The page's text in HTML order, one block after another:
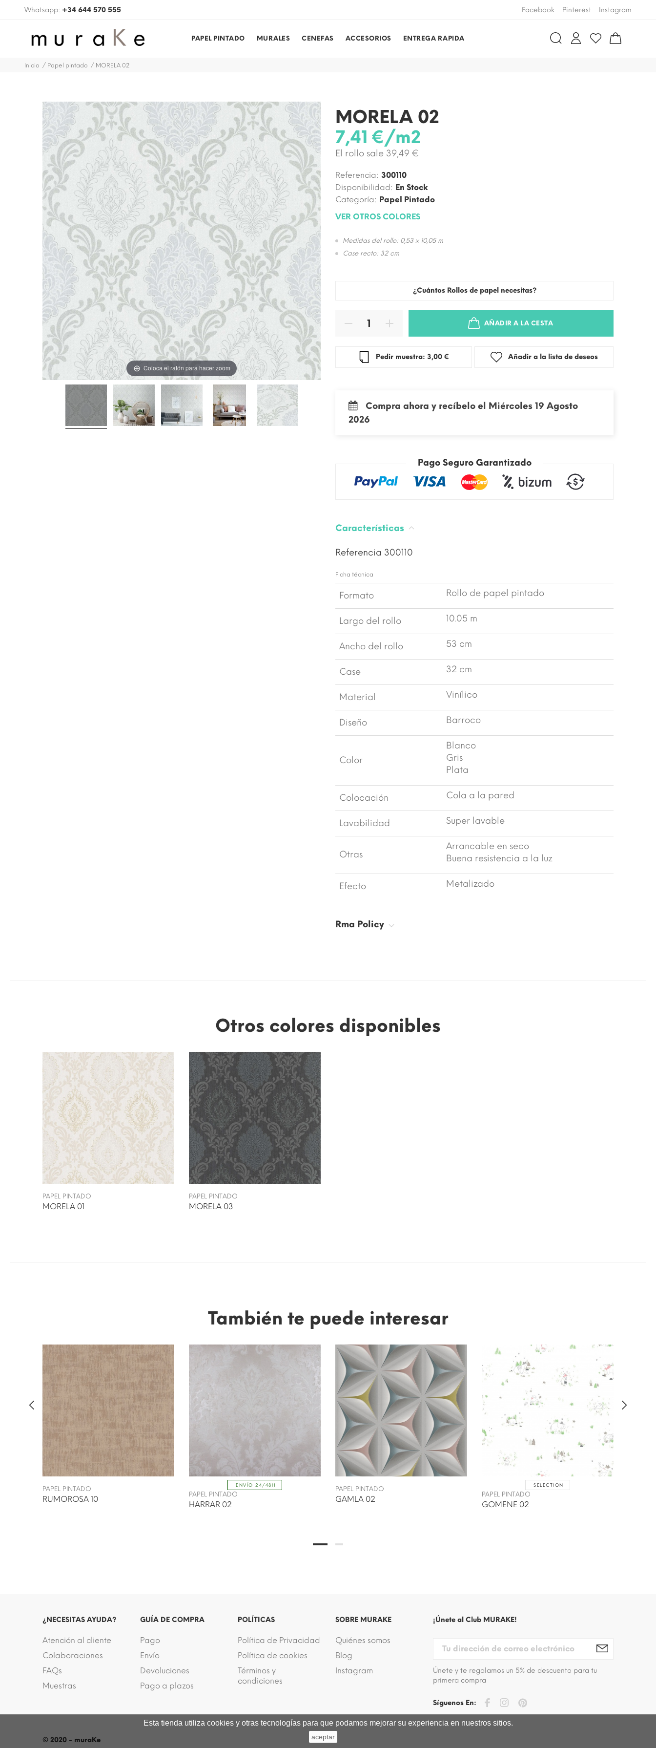
Whatsapp: +34 644 570 555 Facebook Pinterest Instagram
PAPEL PINTADO MURALES CENEFAS ACCESORIOS ENTREGA RAPIDA
Inicio Papel pintado MORELA 02
Coloca el ratón para hacer zoom
MORELA 02
7,41 €/m2
El rollo sale 39,49 €
Referencia: 300110
Disponibilidad: En Stock
Categoría: Papel Pintado
VER OTROS COLORES
Medidas del rollo: 0,53 x 10,05 m
Case recto: 32 cm
¿Cuántos Rollos de papel necesitas?
AÑADIR A LA CESTA
Pedir muestra: 3,00 € Añadir a la lista de deseos
Compra ahora y recíbelo el Miércoles 19 Agosto
2026
Pago Seguro Garantizado
Características
Referencia 300110
Ficha técnica
Formato Rollo de papel pintado
Largo del rollo 10.05 m
Ancho del rollo 53 cm
Case 32 cm
Material Vinílico
Diseño Barroco
Color
Blanco
Gris
Plata
Colocación Cola a la pared
Lavabilidad Super lavable
Otras
Arrancable en seco
Buena resistencia a la luz
Efecto Metalizado
Rma Policy
Otros colores disponibles
PAPEL PINTADO
MORELA 01
PAPEL PINTADO
MORELA 03
También te puede interesar
PAPEL PINTADO
RUMOROSA 10
ENVÍO 24/48H
PAPEL PINTADO
HARRAR 02
PAPEL PINTADO
GAMLA 02
SELECTION
PAPEL PINTADO
GOMENE 02
¿NECESITAS AYUDA?
Atención al cliente
Colaboraciones
FAQs
Muestras
GUÍA DE COMPRA
Pago
Envío
Devoluciones
Pago a plazos
POLÍTICAS
Política de Privacidad
Política de cookies
Términos y
condiciones
SOBRE MURAKE
Quiénes somos
Blog
Instagram
¡Únete al Club MURAKE!
Únete y te regalamos un 5% de descuento para tu
primera compra
Síguenos En:
© 2020 - muraKe
Esta tienda utiliza cookies y otras tecnologías para que podamos mejorar su experiencia en nuestros sitios.
aceptar